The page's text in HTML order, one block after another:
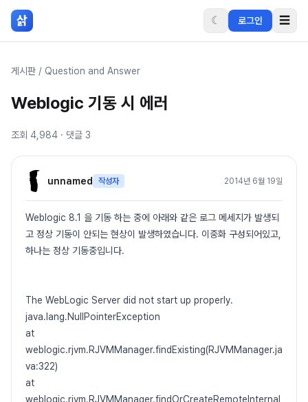
본문 바로가기
삵 ☾ 로그인 ☰
게시판 / Question and Answer
Weblogic 기동 시 에러
조회 4,984 · 댓글 3
unnamed 작성자 2014년 6월 19일
Weblogic 8.1 을 기동 하는 중에 아래와 같은 로그 메세지가 발생되
고 정상 기동이 안되는 현상이 발생하였습니다. 이중화 구성되어있고,
하나는 정상 기동중입니다.
The WebLogic Server did not start up properly.
java.lang.NullPointerException
at
weblogic.rjvm.RJVMManager.findExisting(RJVMManager.ja
va:322)
at
weblogic.rjvm.RJVMManager.findOrCreateRemoteInternal